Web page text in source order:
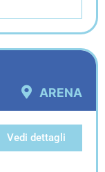
ARENA
Vedi dettagli